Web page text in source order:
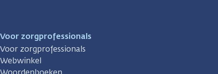
Voor zorgprofessionals
Voor zorgprofessionals
Webwinkel